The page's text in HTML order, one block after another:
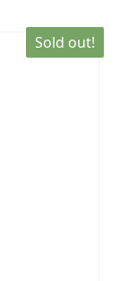
Sold out!